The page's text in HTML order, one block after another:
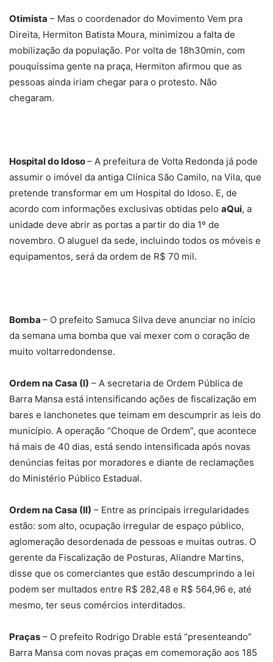
Otimista – Mas o coordenador do Movimento Vem pra
Direita, Hermiton Batista Moura, minimizou a falta de
mobilização da população. Por volta de 18h30min, com
pouquíssima gente na praça, Hermiton afirmou que as
pessoas ainda iriam chegar para o protesto. Não
chegaram.
Hospital do Idoso– A prefeitura de Volta Redonda já pode
assumir o imóvel da antiga Clínica São Camilo, na Vila, que
pretende transformar em um Hospital do Idoso. E, de
acordo com informações exclusivas obtidas pelo aQui, a
unidade deve abrir as portas a partir do dia 1º de
novembro. O aluguel da sede, incluindo todos os móveis e
equipamentos, será da ordem de R$ 70 mil.
Bomba – O prefeito Samuca Silva deve anunciar no início
da semana uma bomba que vai mexer com o coração de
muito voltarredondense.
Ordem na Casa (I) – A secretaria de Ordem Pública de
Barra Mansa está intensificando ações de fiscalização em
bares e lanchonetes que teimam em descumprir as leis do
município. A operação “Choque de Ordem”, que acontece
há mais de 40 dias, está sendo intensificada após novas
denúncias feitas por moradores e diante de reclamações
do Ministério Público Estadual.
Ordem na Casa (II) – Entre as principais irregularidades
estão: som alto, ocupação irregular de espaço público,
aglomeração desordenada de pessoas e muitas outras. O
gerente da Fiscalização de Posturas, Aliandre Martins,
disse que os comerciantes que estão descumprindo a lei
podem ser multados entre R$ 282,48 e R$ 564,96 e, até
mesmo, ter seus comércios interditados.
Praças – O prefeito Rodrigo Drable está “presenteando”
Barra Mansa com novas praças em comemoração aos 185